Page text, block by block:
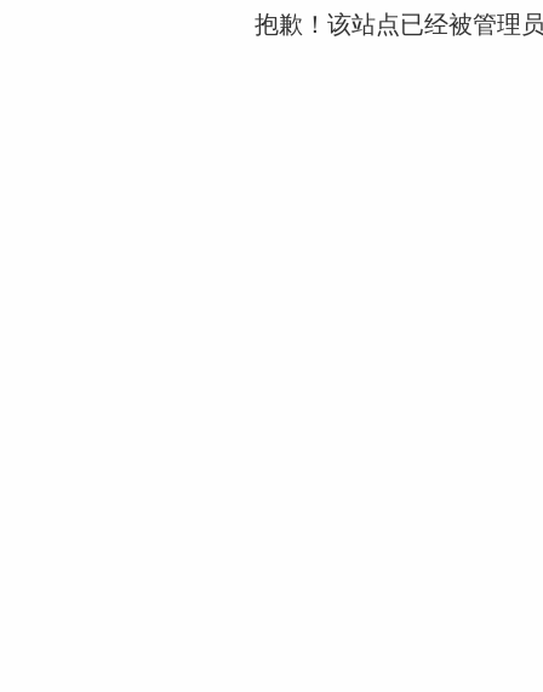
抱歉！该站点已经被管理